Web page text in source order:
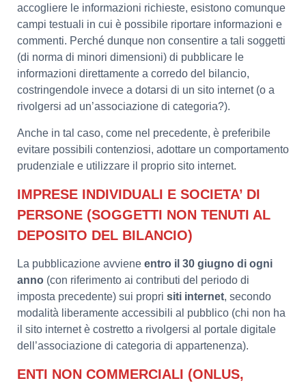
accogliere le informazioni richieste, esistono comunque
campi testuali in cui è possibile riportare informazioni e
commenti. Perché dunque non consentire a tali soggetti
(di norma di minori dimensioni) di pubblicare le
informazioni direttamente a corredo del bilancio,
costringendole invece a dotarsi di un sito internet (o a
rivolgersi ad un’associazione di categoria?).
Anche in tal caso, come nel precedente, è preferibile
evitare possibili contenziosi, adottare un comportamento
prudenziale e utilizzare il proprio sito internet.
IMPRESE INDIVIDUALI E SOCIETA’ DI
PERSONE (SOGGETTI NON TENUTI AL
DEPOSITO DEL BILANCIO)
La pubblicazione avviene entro il 30 giugno di ogni
anno (con riferimento ai contributi del periodo di
imposta precedente) sui propri siti internet, secondo
modalità liberamente accessibili al pubblico (chi non ha
il sito internet è costretto a rivolgersi al portale digitale
dell’associazione di categoria di appartenenza).
ENTI NON COMMERCIALI (ONLUS,